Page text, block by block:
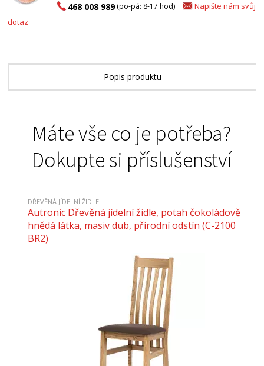
468 008 989(po-pá: 8-17 hod)
Napište nám svůj
dotaz
Popis produktu
Alternativní zboží
Doporučené příslušenství
Máte vše co je potřeba?
Dokupte si příslušenství
DŘEVĚNÁ JÍDELNÍ ŽIDLE
Autronic Dřevěná jídelní židle, potah čokoládově
hnědá látka, masiv dub, přírodní odstín (C-2100
BR2)